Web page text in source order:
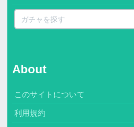
About
このサイトについて
利用規約